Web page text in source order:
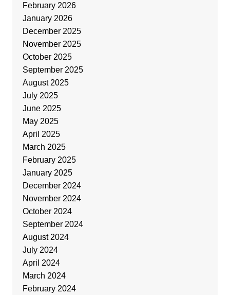
February 2026
January 2026
December 2025
November 2025
October 2025
September 2025
August 2025
July 2025
June 2025
May 2025
April 2025
March 2025
February 2025
January 2025
December 2024
November 2024
October 2024
September 2024
August 2024
July 2024
April 2024
March 2024
February 2024